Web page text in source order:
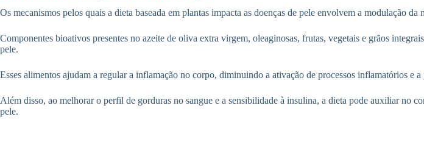
Os mecanismos pelos quais a dieta baseada em plantas impacta as doenças de pele envolvem a modulação
Componentes bioativos presentes no azeite de oliva extra virgem, oleaginosas, frutas, vegetais e grãos
pele.
Esses alimentos ajudam a regular a inflamação no corpo, diminuindo a ativação de processos inflamatórios e
Além disso, ao melhorar o perfil de gorduras no sangue e a sensibilidade à insulina, a dieta pode auxiliar no
pele.